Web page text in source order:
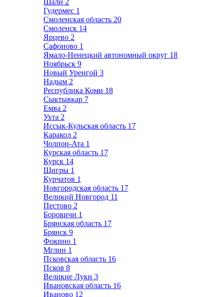
Шали 2
Гудермес 1
Смоленская область 20
Смоленск 14
Ярцево 2
Сафоново 1
Ямало-Ненецкий автономный округ 18
Ноябрьск 9
Новый Уренгой 3
Надым 2
Республика Коми 18
Сыктывкар 7
Емва 2
Ухта 2
Иссык-Кульская область 17
Каракол 2
Чолпон-Ата 1
Курская область 17
Курск 14
Щигры 1
Курчатов 1
Новгородская область 17
Великий Новгород 11
Пестово 2
Боровичи 1
Брянская область 17
Брянск 9
Фокино 1
Мглин 1
Псковская область 16
Псков 8
Великие Луки 3
Ивановская область 16
Иваново 12